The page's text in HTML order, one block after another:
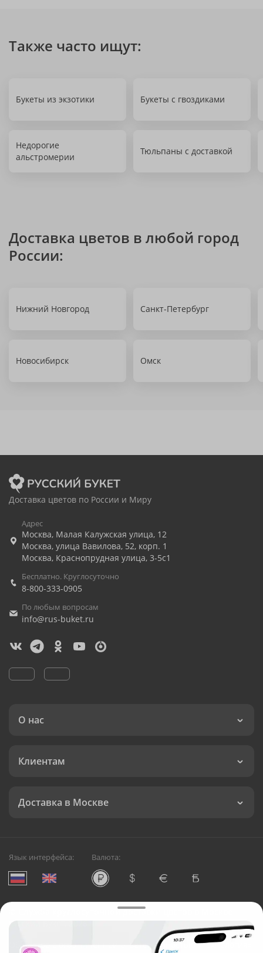
Также часто ищут:
Букеты из экзотики Букеты с гвоздиками
Недорогие
альстромерии
Тюльпаны с доставкой
Доставка цветов в любой город
России:
Нижний Новгород Санкт-Петербург
Новосибирск Омск
Доставка цветов по России и Миру
Адрес
Москва, Малая Калужская улица, 12
Москва, улица Вавилова, 52, корп. 1
Москва, Краснопрудная улица, 3-5с1
Бесплатно. Круглосуточно
8-800-333-0905
По любым вопросам
info@rus-buket.ru
О нас
Клиентам
Доставка в Москве
Язык интерфейса: Валюта:
Служба круглосуточной доставки цветов в Москве
Русский Букет, 2026
Общество с ограниченной ответственностью «Технология»